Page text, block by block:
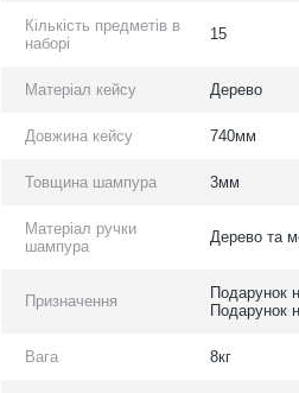
Кількість предметів в
наборі
15
Матеріал кейсу Дерево
Довжина кейсу 740мм
Товщина шампура 3мм
Матеріал ручки
шампура
Дерево та
Призначення
Подарунок
Подарунок
Вага 8кг